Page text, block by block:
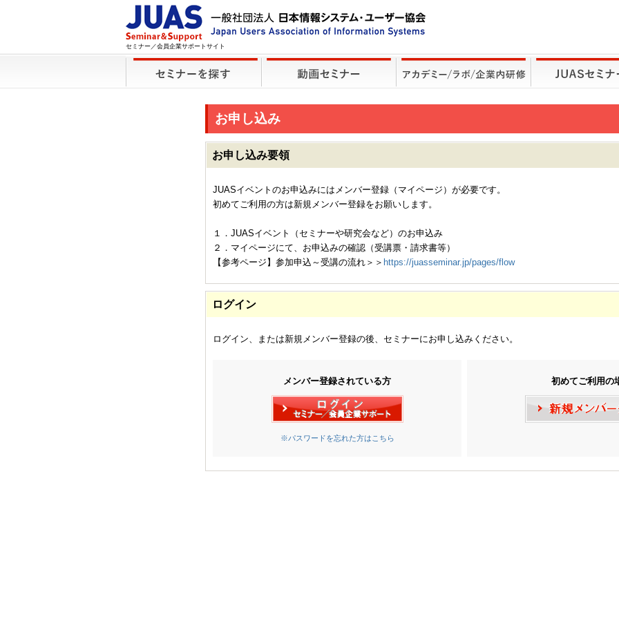
セミナー／会員企業サポートサイト
お申し込み
お申し込み要領
JUASイベントのお申込みにはメンバー登録（マイページ）が必要です。
初めてご利用の方は新規メンバー登録をお願いします。
１．JUASイベント（セミナーや研究会など）のお申込み
２．マイページにて、お申込みの確認（受講票・請求書等）
【参考ページ】参加申込～受講の流れ＞＞ https://juasseminar.jp/pages/flow
ログイン
ログイン、または新規メンバー登録の後、セミナーにお申し込みください。
メンバー登録されている方
※パスワードを忘れた方はこちら
初めてご利用の